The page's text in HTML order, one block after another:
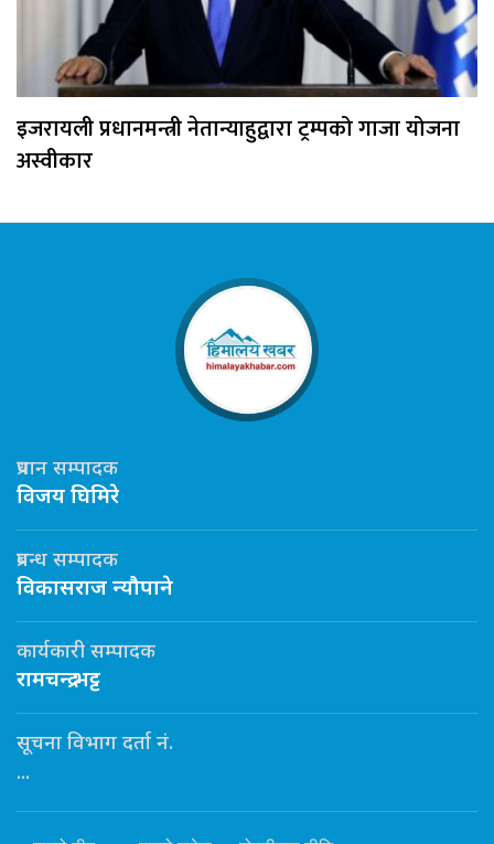
इजरायली प्रधानमन्त्री नेतान्याहुद्वारा ट्रम्पको गाजा योजना
अस्वीकार
प्रधान सम्पादक
विजय घिमिरे
प्रबन्ध सम्पादक
विकासराज न्यौपाने
कार्यकारी सम्पादक
रामचन्द्र भट्ट
सूचना विभाग दर्ता नं.
...